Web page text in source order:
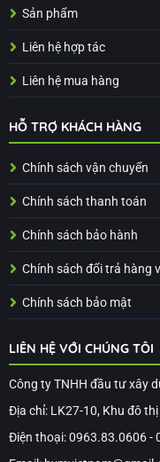
Sản phẩm
Liên hệ hợp tác
Liên hệ mua hàng
HỖ TRỢ KHÁCH HÀNG
Chính sách vận chuyển
Chính sách thanh toán
Chính sách bảo hành
Chính sách đổi trả hàng
Chính sách bảo mật
LIÊN HỆ VỚI CHÚNG TÔI
Công ty TNHH đầu tư xây
Địa chỉ: LK27-10, Khu đô
Điện thoại: 0963.83.0606 -